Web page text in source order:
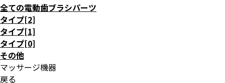
全ての電動歯ブラシパーツ
タイプ[2]
タイプ[1]
タイプ[0]
その他
マッサージ機器
戻る